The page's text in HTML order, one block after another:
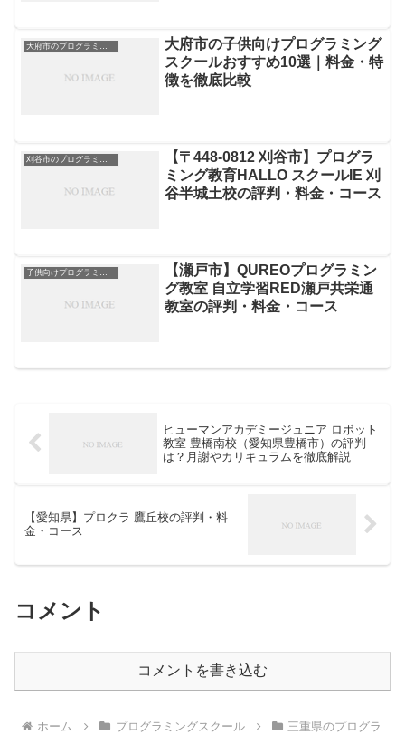
大府市の子供向けプログラミング
スクールおすすめ10選｜料金・特
徴を徹底比較
刈谷市のプログラミングスクール
【〒448-0812 刈谷市】プログラ
ミング教育HALLO スクールIE 刈
谷半城土校の評判・料金・コース
子供向けプログラミングスクール
【瀬戸市】QUREOプログラミン
グ教室 自立学習RED瀬戸共栄通
教室の評判・料金・コース
ヒューマンアカデミージュニア ロボット
教室 豊橋南校（愛知県豊橋市）の評判
は？月謝やカリキュラムを徹底解説
【愛知県】プロクラ 鷹丘校の評判・料
金・コース
コメント
コメントを書き込む
ホーム プログラミングスクール
三重県のプログラ